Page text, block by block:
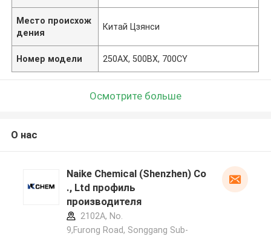
Место происхож
дения
Китай Цзянси
Номер модели 250AX, 500BX, 700CY
Осмотрите больше
О нас
Naike Chemical (Shenzhen) Co
., Ltd профиль
производителя
2102A, No.
9,Furong Road, Songgang Sub-